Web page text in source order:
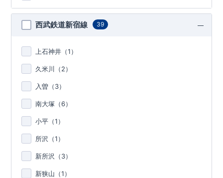
西武鉄道新宿線 39
上石神井（1）
久米川（2）
入曽（3）
南大塚（6）
小平（1）
所沢（1）
新所沢（3）
新狭山（1）